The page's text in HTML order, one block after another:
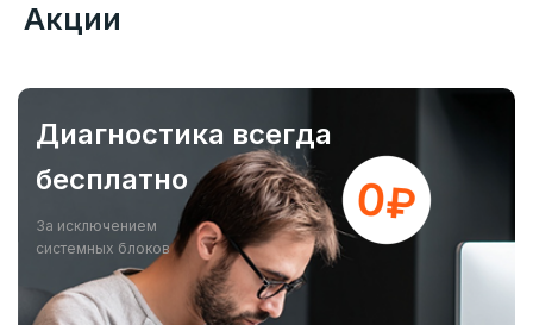
Акции
Диагностика всегда
бесплатно
За исключением
системных блоков